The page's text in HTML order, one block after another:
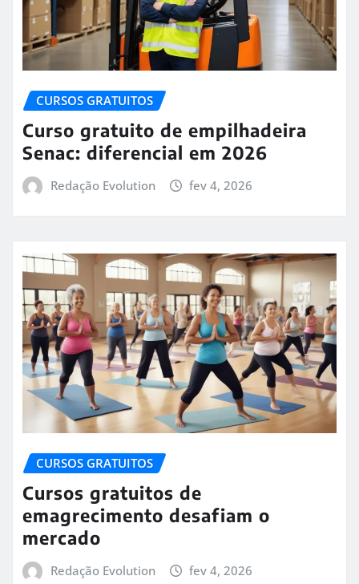
CURSOS GRATUITOS
Curso gratuito de empilhadeira
Senac: diferencial em 2026
Redação Evolution fev 4, 2026
CURSOS GRATUITOS
Cursos gratuitos de
emagrecimento desafiam o
mercado
Redação Evolution fev 4, 2026